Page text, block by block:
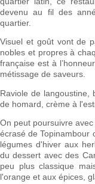
devenu au fil des
quartier.
Visuel et goût vont de
nobles et propres à
française est à
métissage de saveurs.
Raviole de langoustine,
de homard, crème à
On peut poursuivre
écrasé de Topinambour
légumes d'hiver aux
du dessert avec des
peu plus classique
l'orange et aux épices,